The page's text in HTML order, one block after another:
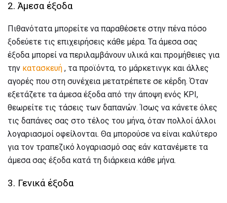
2. Άμεσα έξοδα
Πιθανότατα μπορείτε να παραθέσετε στην πένα πόσο
ξοδεύετε τις επιχειρήσεις κάθε μέρα. Τα άμεσα σας
έξοδα μπορεί να περιλαμβάνουν υλικά και προμήθειες για
την κατασκευή , τα προϊόντα, το μάρκετινγκ και άλλες
αγορές που στη συνέχεια μετατρέπετε σε κέρδη. Όταν
εξετάζετε τα άμεσα έξοδα από την άποψη ενός KPI,
θεωρείτε τις τάσεις των δαπανών. Ίσως να κάνετε όλες
τις δαπάνες σας στο τέλος του μήνα, όταν πολλοί άλλοι
λογαριασμοί οφείλονται. Θα μπορούσε να είναι καλύτερο
για τον τραπεζικό λογαριασμό σας εάν κατανέμετε τα
άμεσα σας έξοδα κατά τη διάρκεια κάθε μήνα.
3. Γενικά έξοδα